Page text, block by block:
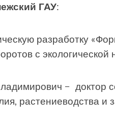
ГАУ:
разработку
с экологической
− доктор
растениеводства и